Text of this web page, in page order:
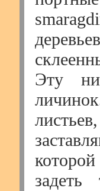
Эту
задеть